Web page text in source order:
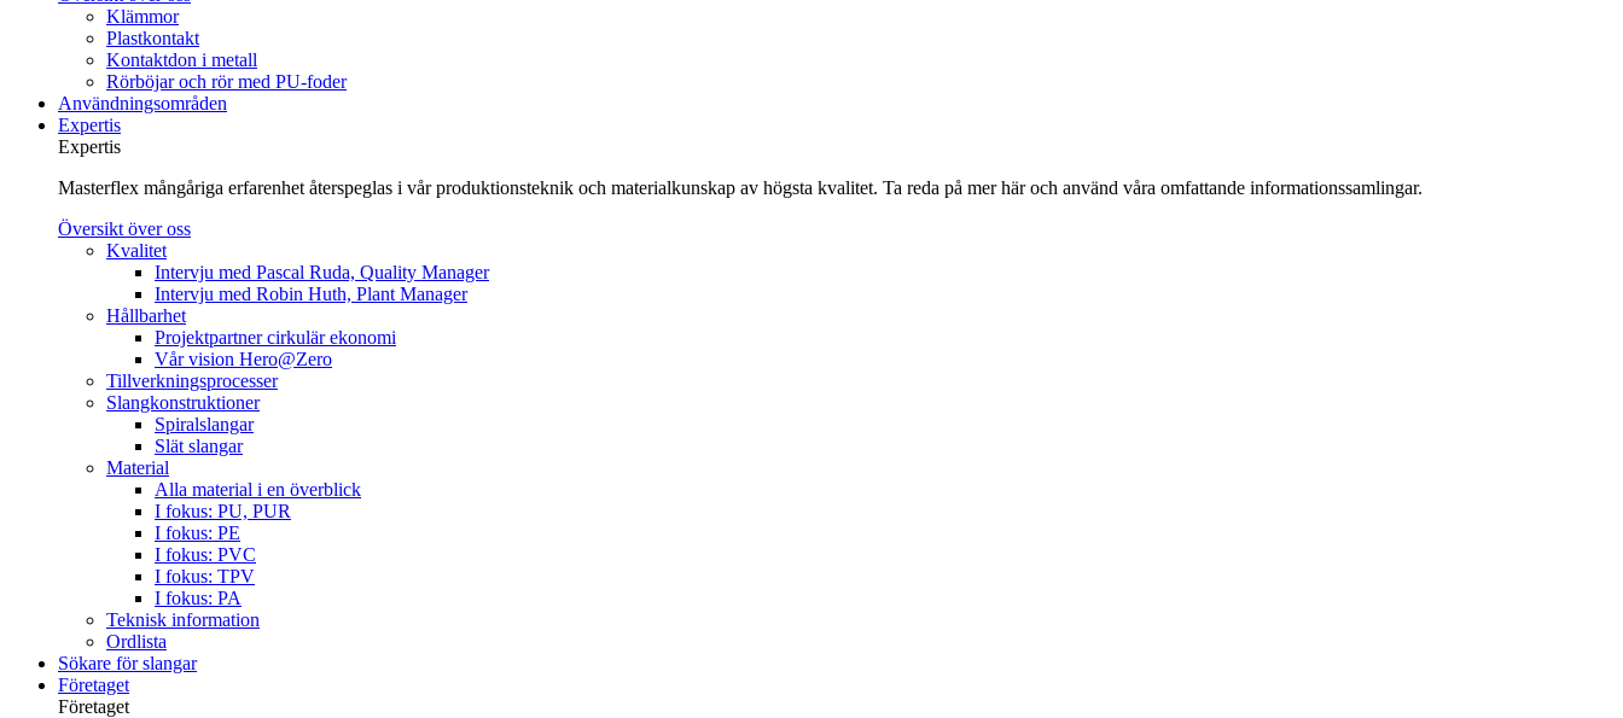
Klämmor
Plastkontakt
Kontaktdon i metall
Rörböjar och rör med PU-foder
Användningsområden
Expertis
Expertis
Masterflex mångåriga erfarenhet återspeglas i vår produktionsteknik och materialkunskap av högsta kvalitet. Ta reda på mer här och använd våra omfattande informationssamlingar.
Översikt över oss
Kvalitet
Intervju med Pascal Ruda, Quality Manager
Intervju med Robin Huth, Plant Manager
Hållbarhet
Projektpartner cirkulär ekonomi
Vår vision Hero@Zero
Tillverkningsprocesser
Slangkonstruktioner
Spiralslangar
Slät slangar
Material
Alla material i en överblick
I fokus: PU, PUR
I fokus: PE
I fokus: PVC
I fokus: TPV
I fokus: PA
Teknisk information
Ordlista
Sökare för slangar
Företaget
Företaget